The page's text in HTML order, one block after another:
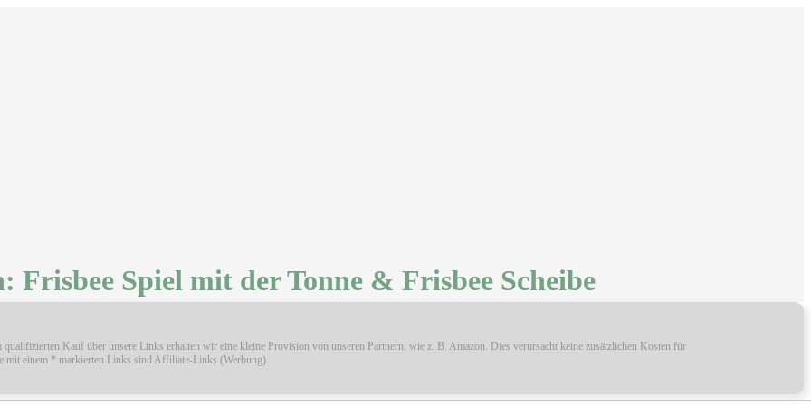
Frisbee Spiel mit der Tonne & Frisbee Scheibe
Kauf über unsere Links erhalten wir eine kleine Provision von unseren Partnern, wie z. B. Amazon. Dies verursacht keine zusätzlichen Kosten für
mit einem * markierten Links sind Affiliate-Links (Werbung).